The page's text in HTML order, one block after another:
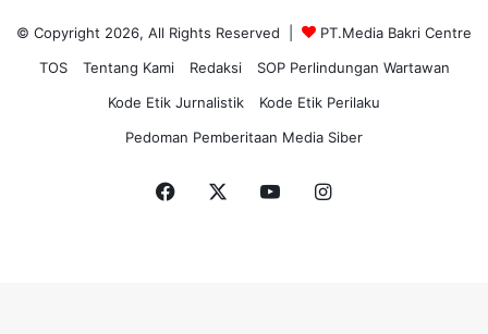
© Copyright 2026, All Rights Reserved |
PT.Media Bakri Centre
TOS
Tentang Kami Redaksi
SOP Perlindungan Wartawan
Kode Etik Jurnalistik
Kode Etik Perilaku
Pedoman Pemberitaan Media Siber
Facebook YouTubeInstagram